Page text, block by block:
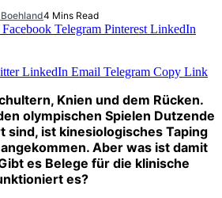
4 Mins Read
Facebook Telegram Pinterest LinkedIn
LinkedIn Email Telegram Copy Link
Knien und dem Rücken.
olympischen Spielen Dutzende
sind, ist kinesiologisches Taping
Aber was ist damit
es Belege für die klinische
es?